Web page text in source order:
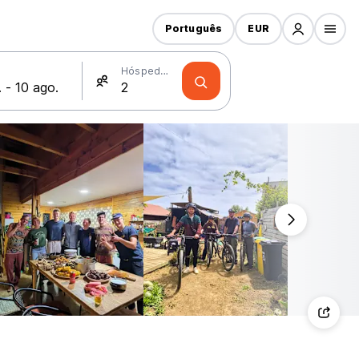
Hóspedes
Português EUR